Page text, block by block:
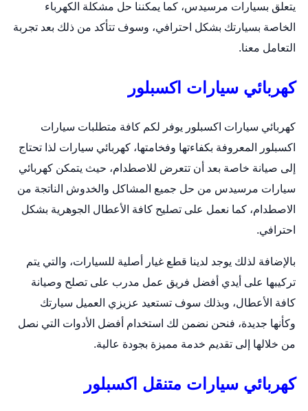
يتعلق بسيارات مرسيدس، كما يمكننا حل مشكلة الكهرباء
الخاصة بسيارتك بشكل احترافي، وسوف تتأكد من ذلك بعد تجربة
التعامل معنا.
كهربائي سيارات اكسبلور
كهربائي سيارات اكسبلور يوفر لكم كافة متطلبات سيارات
اكسبلور المعروفة بكفاءتها وفخامتها، كهربائي سيارات لذا تحتاج
إلى صيانة خاصة بعد أن تتعرض للاصطدام، حيث يتمكن كهربائي
سيارات مرسيدس من حل جميع المشاكل والخدوش الناتجة من
الاصطدام، كما نعمل على تصليح كافة الأعطال الجوهرية بشكل
احترافي.
بالإضافة لذلك يوجد لدينا قطع غيار أصلية للسيارات، والتي يتم
تركيبها على أيدي أفضل فريق عمل مدرب على تصلح وصيانة
كافة الأعطال، وبذلك سوف تستعيد عزيزي العميل سيارتك
وكأنها جديدة، فنحن نضمن لك استخدام أفضل الأدوات التي نصل
من خلالها إلى تقديم خدمة مميزة بجودة عالية.
كهربائي سيارات متنقل اكسبلور